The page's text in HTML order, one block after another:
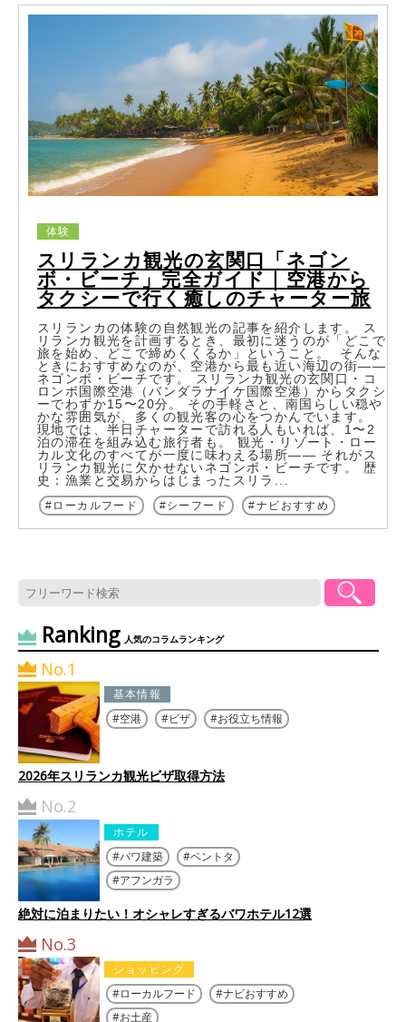
スリランカ観光の玄関口「ネゴン
ボ・ビーチ」完全ガイド｜空港から
タクシーで行く癒しのチャーター旅
体験
スリランカの体験の自然観光の記事を紹介します。 ス
リランカ観光を計画するとき、最初に迷うのが「どこで
旅を始め、どこで締めくくるか」ということ。 そんな
ときにおすすめなのが、空港から最も近い海辺の街――
ネゴンボ・ビーチです。 スリランカ観光の玄関口・コ
ロンボ国際空港（バンダラナイケ国際空港）からタクシ
ーでわずか15〜20分。 その手軽さと、南国らしい穏や
かな雰囲気が、多くの観光客の心をつかんでいます。
現地では、半日チャーターで訪れる人もいれば、1〜2
泊の滞在を組み込む旅行者も。 観光・リゾート・ロー
カル文化のすべてが一度に味わえる場所―― それがス
リランカ観光に欠かせないネゴンボ・ビーチです。 歴
史：漁業と交易からはじまったスリラ...
ローカルフード シーフード ナビおすすめ
Ranking 人気のコラムランキング
No.1
基本情報
空港
ビザ お役立ち情報
2026年スリランカ観光ビザ取得方法
No.2
ホテル
バワ建築
ベントタ
アフンガラ
絶対に泊まりたい！オシャレすぎるバワホテル12選
No.3
ショッピング
ローカルフード
ナビおすすめ
お土産